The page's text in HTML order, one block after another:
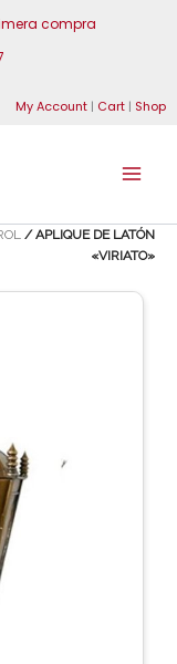
compra
My Account | Cart | Shop
/ APLIQUE DE LATÓN
«VIRIATO»